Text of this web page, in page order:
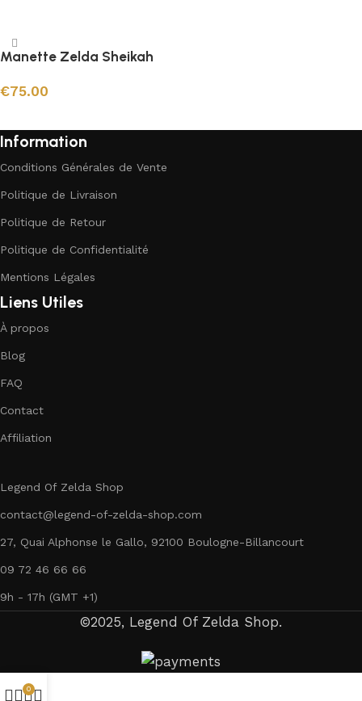
Manette Zelda Sheikah
€75.00
Information
Conditions Générales de Vente
Politique de Livraison
Politique de Retour
Politique de Confidentialité
Mentions Légales
Liens Utiles
À propos
Blog
FAQ
Contact
Affiliation
Legend Of Zelda Shop
contact@legend-of-zelda-shop.com
27, Quai Alphonse le Gallo, 92100 Boulogne-Billancourt
09 72 46 66 66
9h - 17h (GMT +1)
©2025, Legend Of Zelda Shop.
0